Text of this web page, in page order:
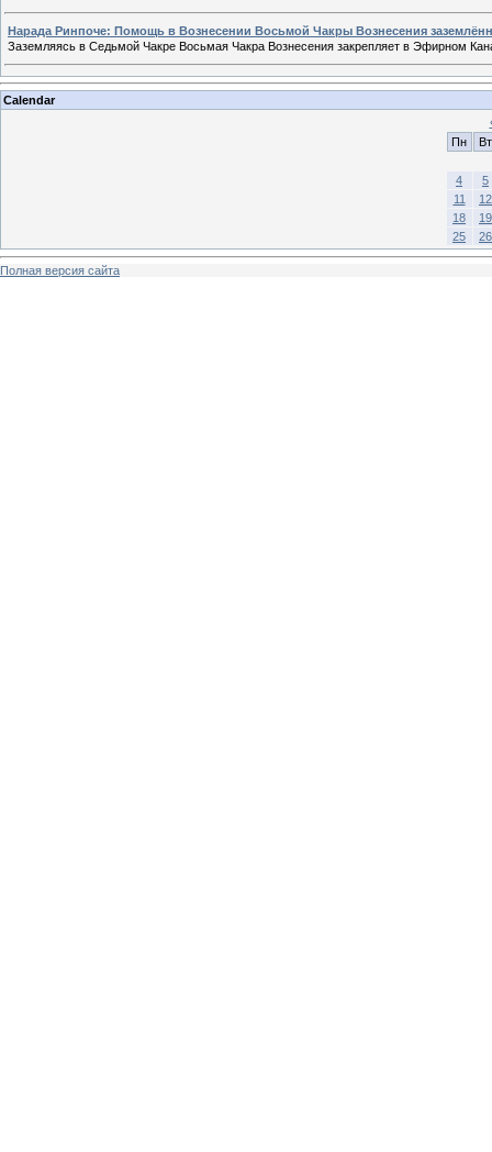
Нарада Ринпоче: Помощь в Вознесении Восьмой Чакры Вознесения
Заземляясь в Седьмой Чакре Восьмая Чакра Вознесения закрепляет в Эфирном
Calendar
Пн
Вт
4
5
11
12
18
19
25
26
Полная версия сайта